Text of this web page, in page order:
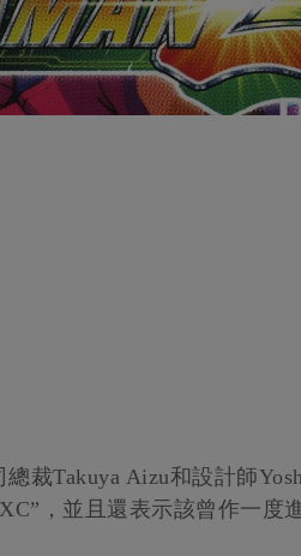
裁Takuya Aizu和設計師
，並且還表示該曾作一度